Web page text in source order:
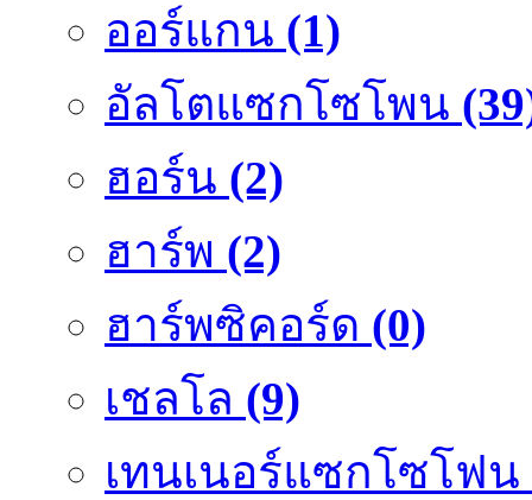
ออร์แกน (1)
อัลโตแซกโซโพน
ฮอร์น (2)
ฮาร์พ (2)
ฮาร์พซิคอร์ด (0)
เชลโล (9)
เทนเนอร์แซกโซโฟน